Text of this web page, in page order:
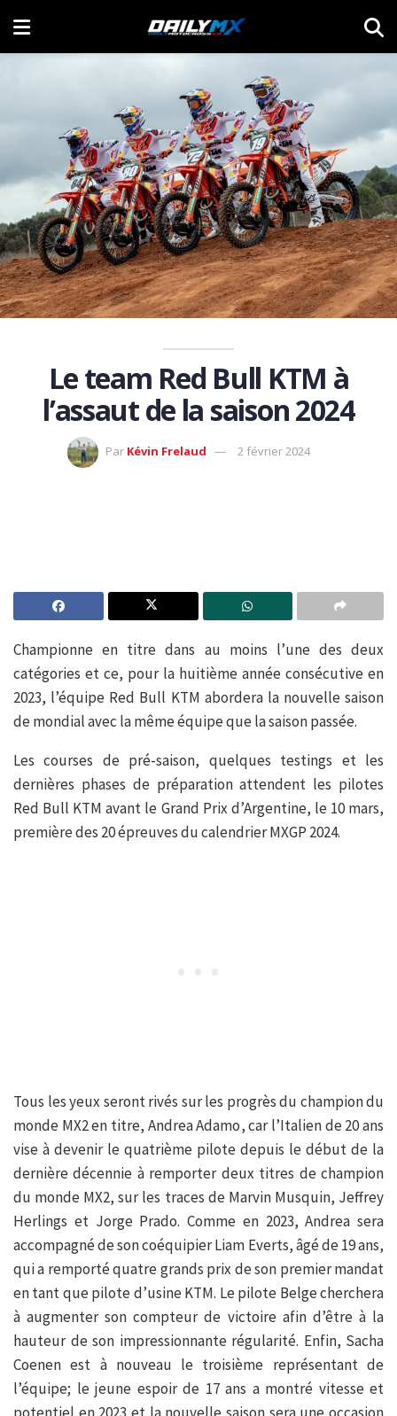
Le team Red Bull KTM à
l’assaut de la saison 2024
Par Kévin Frelaud 2 février 2024
Championne en titre dans au moins l’une des deux
catégories et ce, pour la huitième année consécutive en
2023, l’équipe Red Bull KTM abordera la nouvelle saison
de mondial avec la même équipe que la saison passée.
Les courses de pré-saison, quelques testings et les
dernières phases de préparation attendent les pilotes
Red Bull KTM avant le Grand Prix d’Argentine, le 10 mars,
première des 20 épreuves du calendrier MXGP 2024.
Tous les yeux seront rivés sur les progrès du champion du
monde MX2 en titre, Andrea Adamo, car l’Italien de 20 ans
vise à devenir le quatrième pilote depuis le début de la
dernière décennie à remporter deux titres de champion
du monde MX2, sur les traces de Marvin Musquin, Jeffrey
Herlings et Jorge Prado. Comme en 2023, Andrea sera
accompagné de son coéquipier Liam Everts, âgé de 19 ans,
qui a remporté quatre grands prix de son premier mandat
en tant que pilote d’usine KTM. Le pilote Belge cherchera
à augmenter son compteur de victoire afin d’être à la
hauteur de son impressionnante régularité. Enfin, Sacha
Coenen est à nouveau le troisième représentant de
l’équipe; le jeune espoir de 17 ans a montré vitesse et